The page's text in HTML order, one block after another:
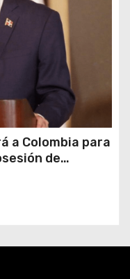
a Colombia para
de